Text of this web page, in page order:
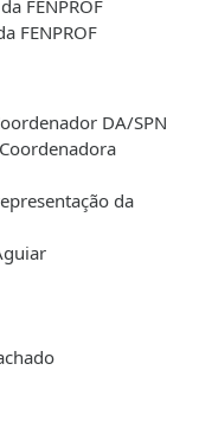
FENPROF
FENPROF
DA/SPN
da